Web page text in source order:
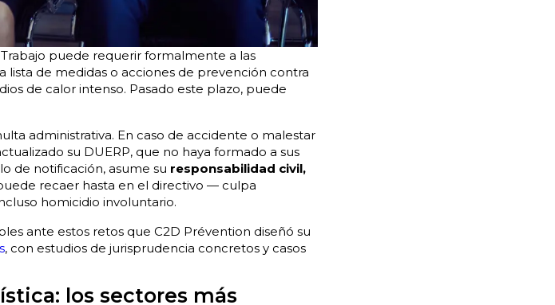
puede requerir formalmente a las
lista de medidas o acciones de prevención contra
de calor intenso. Pasado este plazo, puede
administrativa. En caso de accidente o malestar
su DUERP, que no haya formado a sus
de notificación, asume su responsabilidad civil,
recaer hasta en el directivo — culpa
homicidio involuntario.
ante estos retos que C2D Prévention diseñó su
, con estudios de jurisprudencia concretos y casos
los sectores más